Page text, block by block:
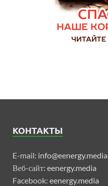
КОНТАКТЫ
E-mail: info@eenergy.media
Веб-сайт: eenergy.media
Facebook: eenergy.media